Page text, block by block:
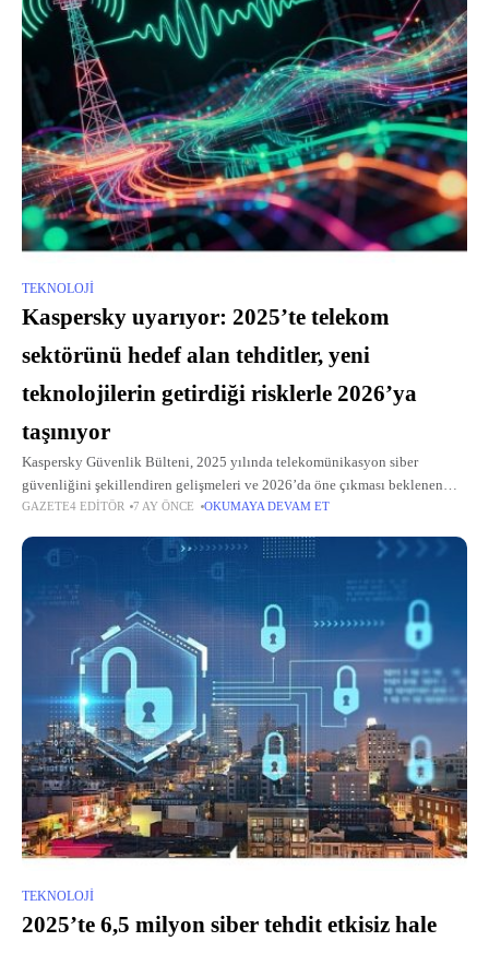
TEKNOLOJI
Kaspersky uyarıyor: 2025’te telekom
sektörünü hedef alan tehditler, yeni
teknolojilerin getirdiği risklerle 2026’ya
taşınıyor
Kaspersky Güvenlik Bülteni, 2025 yılında telekomünikasyon siber
güvenliğini şekillendiren gelişmeleri ve 2026’da öne çıkması beklenen
riskleri masaya yatırıyor.
GAZETE4 EDITÖR 7 AY ÖNCE OKUMAYA DEVAM ET
TEKNOLOJI
2025’te 6,5 milyon siber tehdit etkisiz hale